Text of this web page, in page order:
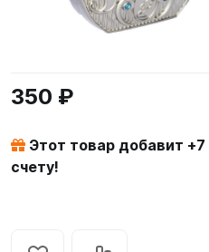
350 ₽
Этот товар добавит +7
счету!